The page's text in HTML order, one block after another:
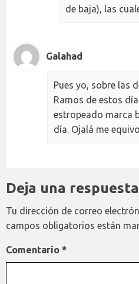
de baja), las
Galahad
Pues yo, sobre las
Ramos de estos
estropeado marca
día. Ojalá me
Deja una respuesta
Tu dirección de correo
campos obligatorios están
Comentario *